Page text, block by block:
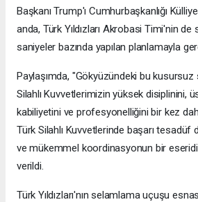
Başkanı Trump'ı Cumhurbaşkanlığı
anda, Türk Yıldızları Akrobasi Timi'nin
saniyeler bazında yapılan planlamayla
Paylaşımda, "Gökyüzündeki bu
Silahlı Kuvvetlerimizin yüksek disiplinini,
kabiliyetini ve profesyonelliğini bir kez
Türk Silahlı Kuvvetlerinde başarı tesadüf
ve mükemmel koordinasyonun bir
verildi.
Türk Yıldızları'nın selamlama uçuşu